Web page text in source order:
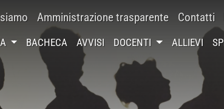
Amministrazione trasparente Contatti
BACHECA AVVISI DOCENTI ALLIEVI